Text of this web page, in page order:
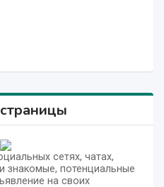
сетях, чатах,
потенциальные
на своих